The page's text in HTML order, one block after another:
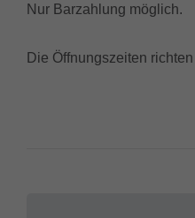
Nur Barzahlung möglich.
Die Öffnungszeiten